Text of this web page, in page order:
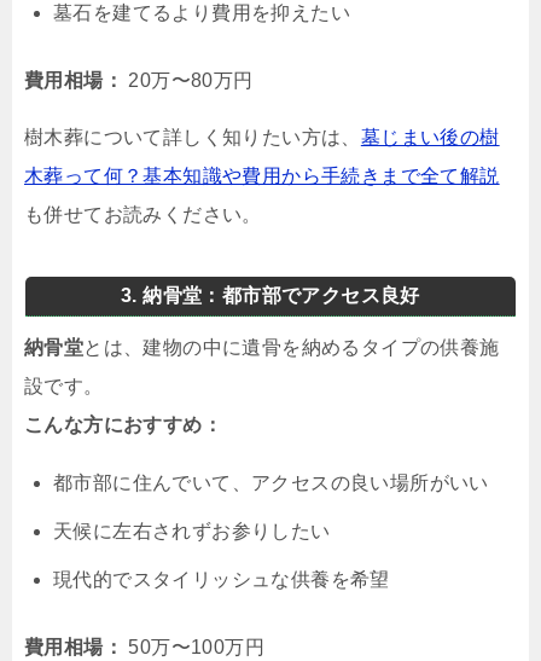
墓石を建てるより費用を抑えたい
費用相場： 20万〜80万円
樹木葬について詳しく知りたい方は、 墓じまい後の樹
木葬って何？基本知識や費用から手続きまで全て解説
も併せてお読みください。
3. 納骨堂：都市部でアクセス良好
納骨堂とは、建物の中に遺骨を納めるタイプの供養施
設です。
こんな方におすすめ：
都市部に住んでいて、アクセスの良い場所がいい
天候に左右されずお参りしたい
現代的でスタイリッシュな供養を希望
費用相場： 50万〜100万円